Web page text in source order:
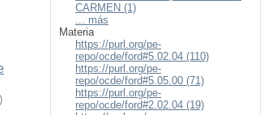
)
CARMEN (1)
... más
Materia
https://purl.org/pe-
repo/ocde/ford#5.02.04 (110)
https://purl.org/pe-
repo/ocde/ford#5.05.00 (71)
https://purl.org/pe-
repo/ocde/ford#2.02.04 (19)